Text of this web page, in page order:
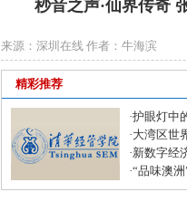
秒音之声·仙界传奇
来源：深圳在线 作者：牛海滨
精彩推荐
·护眼灯中
·大湾区世
居打造建
·新数字经
化中心年
·“品味澳
式美味